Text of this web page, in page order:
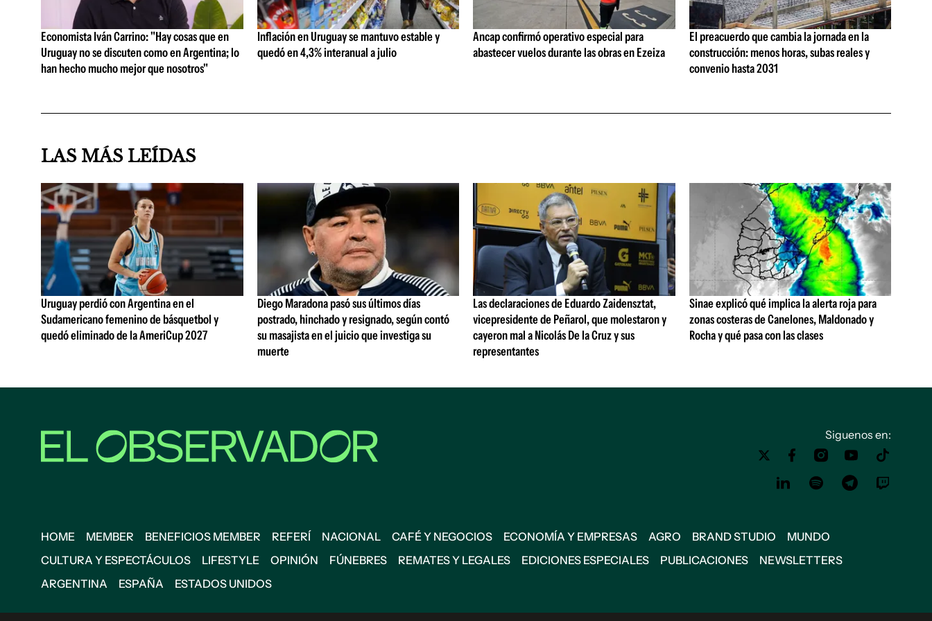
Economista Iván Carrino: "Hay cosas que en
Uruguay no se discuten como en Argentina; lo
han hecho mucho mejor que nosotros"
Inflación en Uruguay se mantuvo estable y
quedó en 4,3% interanual a julio
Ancap confirmó operativo especial para
abastecer vuelos durante las obras en Ezeiza
El preacuerdo que cambia la jornada en la
construcción: menos horas, subas reales y
convenio hasta 2031
LAS MÁS LEÍDAS
Uruguay perdió con Argentina en el
Sudamericano femenino de básquetbol y
quedó eliminado de la AmeriCup 2027
Diego Maradona pasó sus últimos días
postrado, hinchado y resignado, según contó
su masajista en el juicio que investiga su
muerte
Las declaraciones de Eduardo Zaidensztat,
vicepresidente de Peñarol, que molestaron y
cayeron mal a Nicolás De la Cruz y sus
representantes
Sinae explicó qué implica la alerta roja para
zonas costeras de Canelones, Maldonado y
Rocha y qué pasa con las clases
Siguenos en:
HOME MEMBER BENEFICIOS MEMBER REFERÍ NACIONAL CAFÉ Y NEGOCIOS ECONOMÍA Y EMPRESAS AGRO BRAND STUDIO
MUNDO
CULTURA Y ESPECTÁCULOS
LIFESTYLE OPINIÓN FÚNEBRES REMATES Y LEGALES EDICIONES ESPECIALES PUBLICACIONES
NEWSLETTERS
ARGENTINA
ESPAÑA ESTADOS UNIDOS